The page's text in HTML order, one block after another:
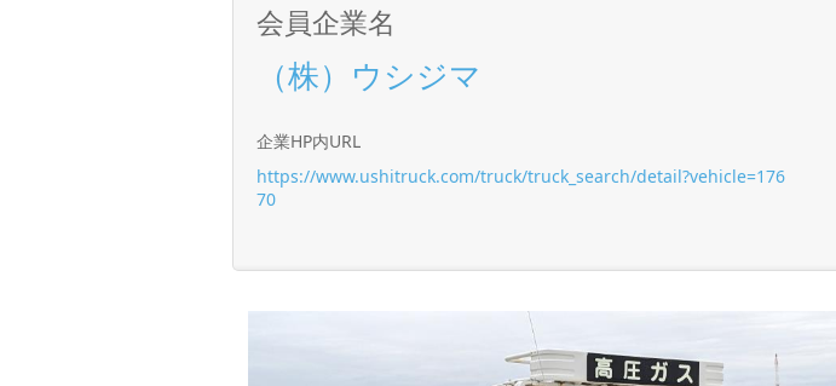
会員企業名
（株）ウシジマ
企業HP内URL
https://www.ushitruck.com/truck/truck_search/detail?vehicle=176
70